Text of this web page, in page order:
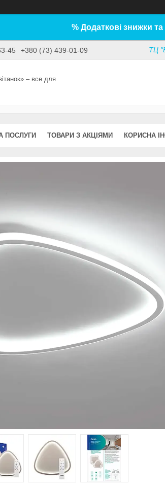
% Додаткові знижки
45 +380 (73) 439-01-09 ТЦ
– все для
ПОСЛУГИ ТОВАРИ З АКЦІЯМИ КОРИСНА